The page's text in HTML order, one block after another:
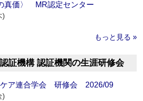
真価〉 MR認定センター
)
もっと見る »
証機構 認証機関の生涯研修会
ケア連合学会 研修会 2026/09
)